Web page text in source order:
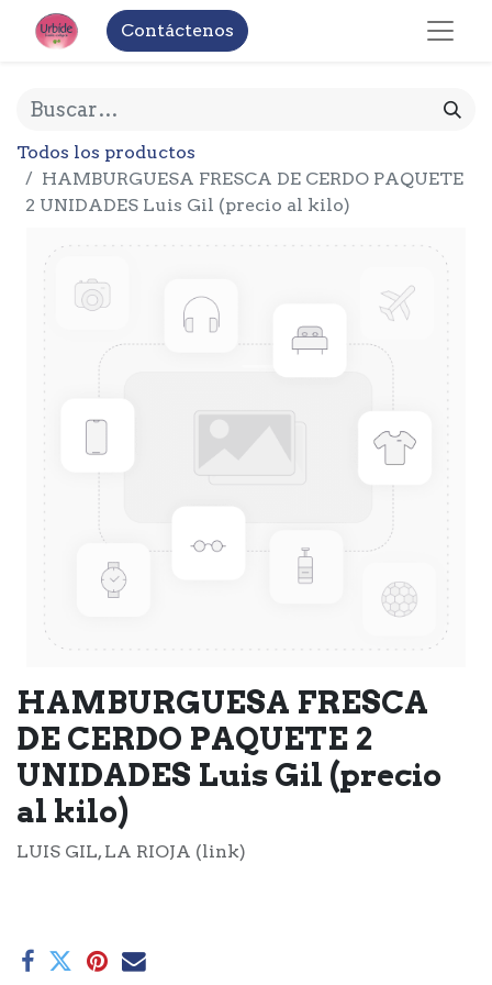
Contáctenos
Todos los productos
HAMBURGUESA FRESCA DE CERDO PAQUETE
2 UNIDADES Luis Gil (precio al kilo)
HAMBURGUESA FRESCA
DE CERDO PAQUETE 2
UNIDADES Luis Gil (precio
al kilo)
LUIS GIL, LA RIOJA (link)